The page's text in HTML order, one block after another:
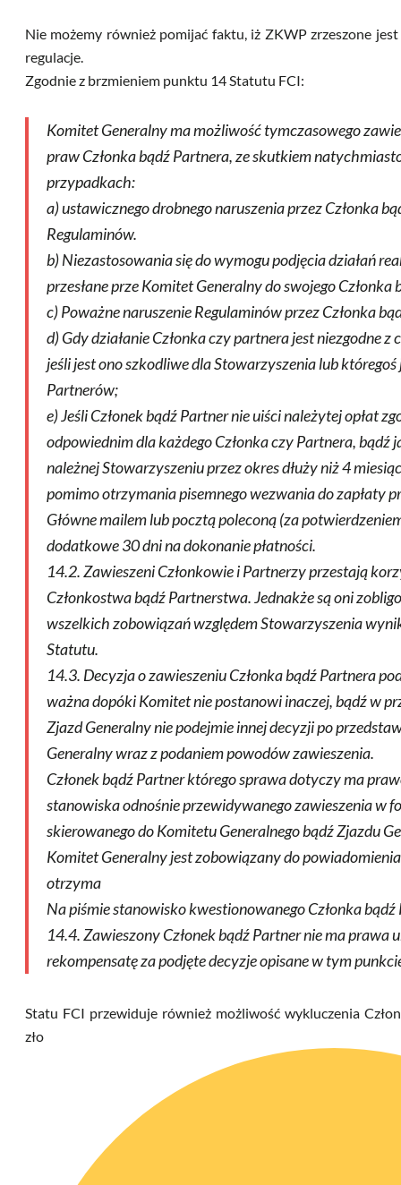
Nie możemy również pomijać faktu, iż ZKWP zrzeszone
regulacje.
Zgodnie z brzmieniem punktu 14 Statutu FCI:
Komitet Generalny ma możliwość tymczasowego
praw Członka bądź Partnera, ze skutkiem
przypadkach:
a) ustawicznego drobnego naruszenia przez Członka
Regulaminów.
b) Niezastosowania się do wymogu podjęcia działań
przesłane prze Komitet Generalny do swojego Członka
c) Poważne naruszenie Regulaminów przez Członka
d) Gdy działanie Członka czy partnera jest niezgodne
jeśli jest ono szkodliwe dla Stowarzyszenia lub któregoś
Partnerów;
e) Jeśli Członek bądź Partner nie uiści należytej opłat
odpowiednim dla każdego Członka czy Partnera,
należnej Stowarzyszeniu przez okres dłuży niż 4
pomimo otrzymania pisemnego wezwania do zapłaty
Główne mailem lub pocztą poleconą (za
dodatkowe 30 dni na dokonanie płatności.
14.2. Zawieszeni Członkowie i Partnerzy przestają
Członkostwa bądź Partnerstwa. Jednakże są oni
wszelkich zobowiązań względem Stowarzyszenia
Statutu.
14.3. Decyzja o zawieszeniu Członka bądź Partnera
ważna dopóki Komitet nie postanowi inaczej, bądź w
Zjazd Generalny nie podejmie innej decyzji po
Generalny wraz z podaniem powodów zawieszenia.
Członek bądź Partner którego sprawa dotyczy ma
stanowiska odnośnie przewidywanego zawieszenia w
skierowanego do Komitetu Generalnego bądź Zjazdu
Komitet Generalny jest zobowiązany do
otrzyma
Na piśmie stanowisko kwestionowanego Członka bądź
14.4. Zawieszony Członek bądź Partner nie ma prawa
rekompensatę za podjęte decyzje opisane w tym
Statu FCI przewiduje również możliwość wykluczenia
zło